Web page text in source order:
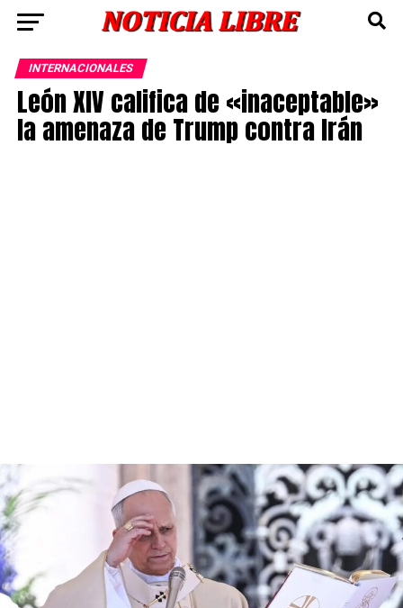
INTERNACIONALES
León XIV califica de «inaceptable»
la amenaza de Trump contra Irán